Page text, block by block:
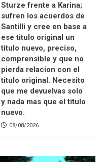
Sturze frente a Karina;
sufren los acuerdos de
Santilli y cree en base a
ese titulo original un
titulo nuevo, preciso,
comprensible y que no
pierda relacion con el
titulo original. Necesito
que me devuelvas solo
y nada mas que el titulo
nuevo.
08/08/2026